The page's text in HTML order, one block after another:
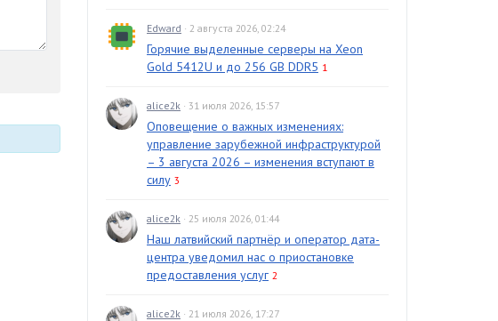
Edward · 2 августа 2026, 02:24
Горячие выделенные серверы на Xeon
Gold 5412U и до 256 GB DDR5 1
alice2k · 31 июля 2026, 15:57
Оповещение о важных изменениях:
управление зарубежной инфраструктурой
– 3 августа 2026 – изменения вступают в
силу 3
alice2k · 25 июля 2026, 01:44
Наш латвийский партнёр и оператор дата-
центра уведомил нас о приостановке
предоставления услуг 2
alice2k · 21 июля 2026, 17:27